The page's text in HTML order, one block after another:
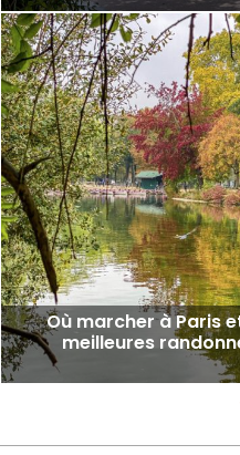
Où marcher à Paris
meilleures